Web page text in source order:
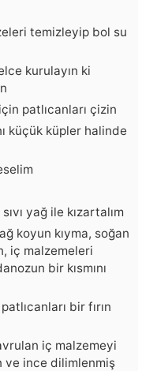
temizleyip bol su
kurulayın ki
patlıcanları çizin
küçük küpler halinde
yağ ile kızartalım
koyun kıyma, soğan
iç malzemeleri
bir kısmını
bir fırın
iç malzemeyi
ve ince dilimlenmiş